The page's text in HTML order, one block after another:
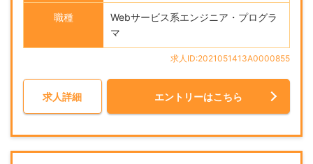
職種
Webサービス系エンジニア・プログラ
マ
求人ID:2021051413A0000855
求人詳細 エントリーはこちら